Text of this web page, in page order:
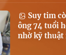
Suy tim
ông 74 tuổi
nhờ kỹ thuật